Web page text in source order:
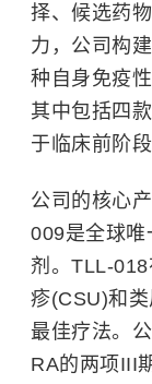
择、候选药
力，公司构
种自身免疫
其中包括四
于临床前阶
公司的核心
009是全球唯
剂。TLL-
疹(CSU)和
最佳疗法。
RA的两项III